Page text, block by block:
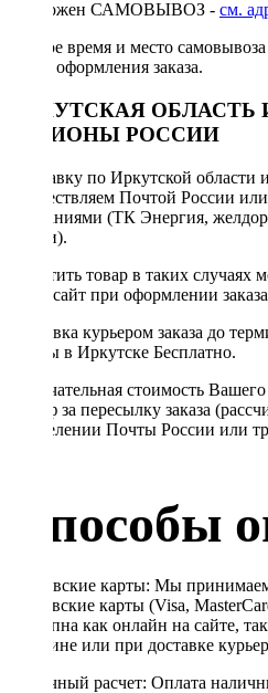
Возможен САМОВЫВОЗ - см.
Точное время и место
после оформления заказа.
ИРКУТСКАЯ ОБЛАСТЬ
РЕГИОНЫ РОССИИ
Отправку по Иркутской области
осуществляем Почтой России
компаниями (ТК Энергия,
линии).
Оплатить товар в таких случаях
через сайт при оформлении
Доставка курьером заказа до
Почты в Иркутске Бесплатно.
Окончательная стоимость
Тариф за пересылку заказа
в отделении Почты России или
Способы
Банковские карты: Мы
банковские карты (Visa,
доступна как онлайн на сайте,
магазине или при доставке
Наличный расчет: Оплата